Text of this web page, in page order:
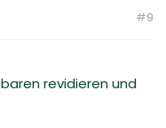
#9
revidieren und